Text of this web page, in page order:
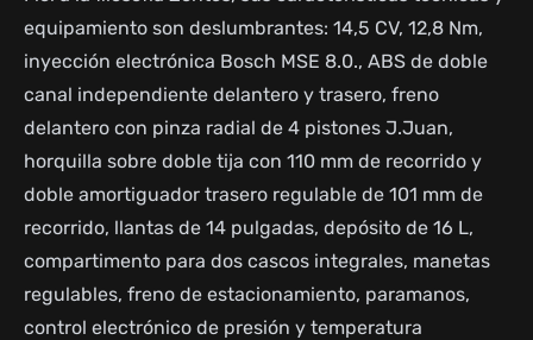
equipamiento son deslumbrantes: 14,5 CV, 12,8 Nm,
inyección electrónica Bosch MSE 8.0., ABS de doble
canal independiente delantero y trasero, freno
delantero con pinza radial de 4 pistones J.Juan,
horquilla sobre doble tija con 110 mm de recorrido y
doble amortiguador trasero regulable de 101 mm de
recorrido, llantas de 14 pulgadas, depósito de 16 L,
compartimento para dos cascos integrales, manetas
regulables, freno de estacionamiento, paramanos,
control electrónico de presión y temperatura